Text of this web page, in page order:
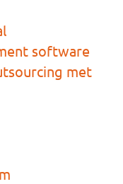
software
met